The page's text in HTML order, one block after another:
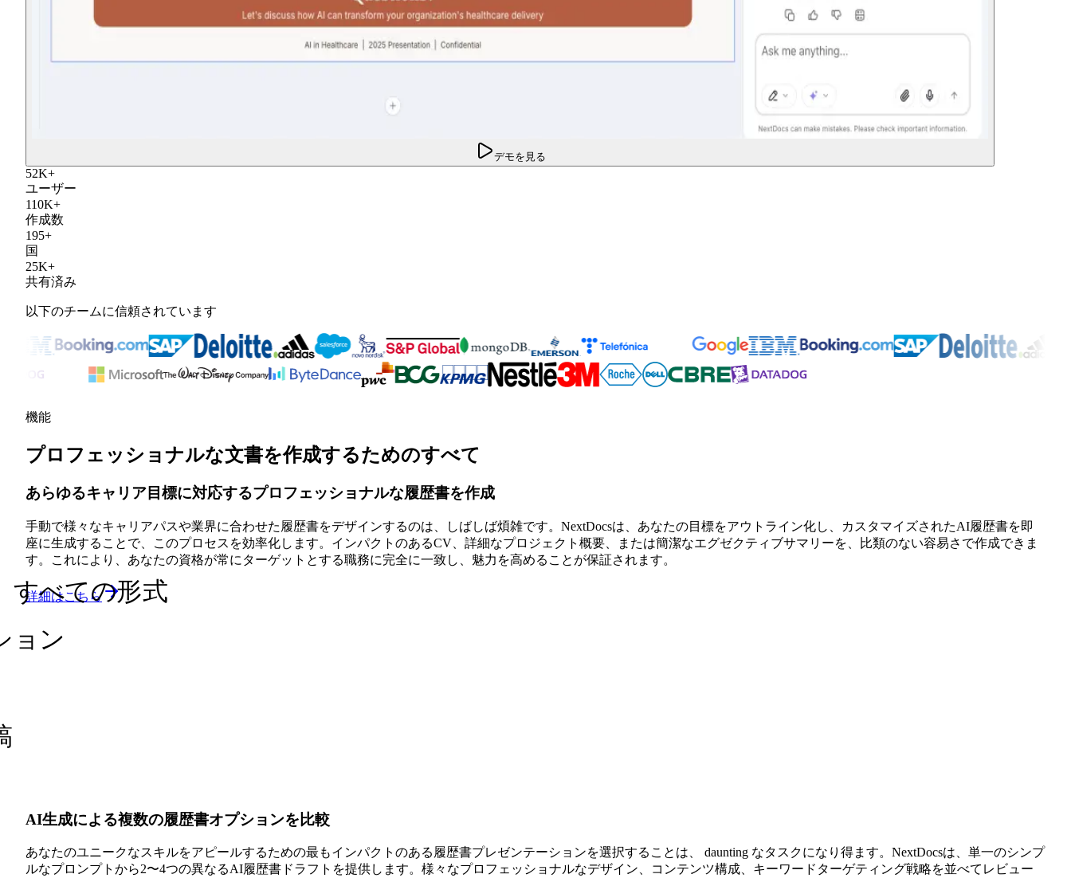
デモを見る
52K+
ユーザー
110K+
作成数
195+
国
25K+
共有済み
以下のチームに信頼されています
機能
プロフェッショナルな文書を作成するためのすべて
あらゆるキャリア目標に対応するプロフェッショナルな履歴書を作成
手動で様々なキャリアパスや業界に合わせた履歴書をデザインするのは、しばしば煩雑です。NextDocsは、あなたの目標をアウトライン化し、カスタマイズされたAI履歴書を即
座に生成することで、このプロセスを効率化します。インパクトのあるCV、詳細なプロジェクト概要、または簡潔なエグゼクティブサマリーを、比類のない容易さで作成できま
す。これにより、あなたの資格が常にターゲットとする職務に完全に一致し、魅力を高めることが保証されます。
詳細はこちら
すべての形式
ョン
AI生成による複数の履歴書オプションを比較
あなたのユニークなスキルをアピールするための最もインパクトのある履歴書プレゼンテーションを選択することは、 daunting なタスクになり得ます。NextDocsは、単一のシンプ
ルなプロンプトから2〜4つの異なるAI履歴書ドラフトを提供します。様々なプロフェッショナルなデザイン、コンテンツ構成、キーワードターゲティング戦略を並べてレビュー